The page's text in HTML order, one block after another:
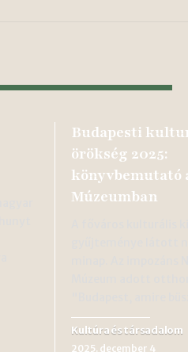
Budapesti
örökség 2025:
könyvbemutató
Múzeumban
Kultúra és társadalom
2025. december 4